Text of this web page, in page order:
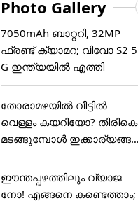
Photo Gallery
7050mAh ബാറ്ററി, 32MP
ഫ്രണ്ട് ക്യാമറ; വിവോ S2 5
G ഇന്ത്യയിൽ എത്തി
തോരാമഴയിൽ വീട്ടിൽ
വെള്ളം കയറിയോ? തിരികെ
മടങ്ങുമ്പോൾ ഇക്കാര്യങ്ങ
ൾ
ഈന്തപ്പഴത്തിലും വ്യാജ
നോ! എങ്ങനെ കണ്ടെത്താം;